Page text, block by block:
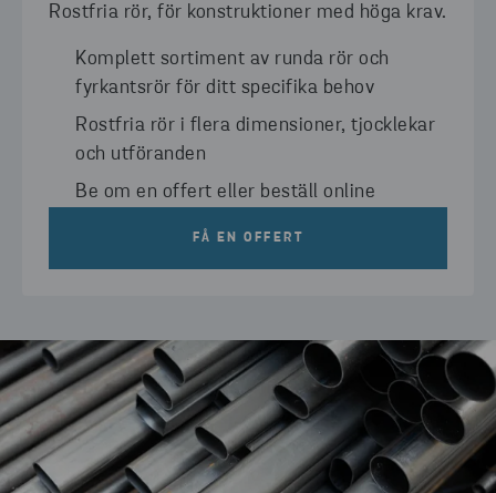
Rostfria rör, för konstruktioner med höga krav.
Komplett sortiment av runda rör och
fyrkantsrör för ditt specifika behov
Rostfria rör i flera dimensioner, tjocklekar
och utföranden
Be om en offert eller beställ online
FÅ EN OFFERT